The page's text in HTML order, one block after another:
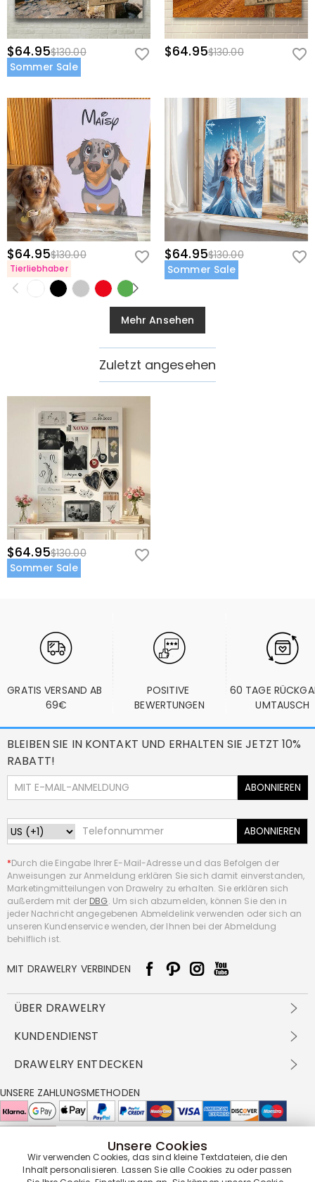
$64.95$130.00
Sommer Sale
$64.95$130.00
$64.95$130.00
Tierliebhaber
$64.95$130.00
Sommer Sale
Mehr Ansehen
Zuletzt angesehen
$64.95$130.00
Sommer Sale
GRATIS VERSAND AB
69€
POSITIVE
BEWERTUNGEN
60 TAGE
UMTAUSCH
BLEIBEN SIE IN KONTAKT UND ERHALTEN SIE JETZT 10%
RABATT!
ABONNIEREN
ABONNIEREN
*Durch die Eingabe Ihrer E-Mail-Adresse und das Befolgen der
Anweisungen zur Anmeldung erklären Sie sich damit einverstanden,
Marketingmitteilungen von Drawelry zu erhalten. Sie erklären sich
außerdem mit der DBG. Um sich abzumelden, können Sie den in
jeder Nachricht angegebenen Abmeldelink verwenden oder sich an
unseren Kundenservice wenden, der Ihnen bei der Abmeldung
behilflich ist.
MIT DRAWELRY VERBINDEN
ÜBER DRAWELRY
Über Uns
DBG
FAQ
Cookie-Richtlinie
KUNDENDIENST
Versandbedingungen
Rückgabe & Umtausch
Pflegehinweis
DRAWELRY ENTDECKEN
Großhandelsangebot
Drawelry Prime
Bonusprogramm
UNSERE ZAHLUNGSMETHODEN
UNSERE LIEFERPARTNER
Unsere Cookies
Wir verwenden Cookies, das sind kleine Textdateien, die den
Inhalt personalisieren. Lassen Sie alle Cookies zu oder passen